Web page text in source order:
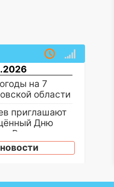
на 7
области
приглашают
Дню
России
области
сотрудник